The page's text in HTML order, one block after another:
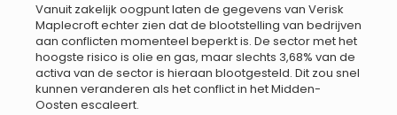
Vanuit zakelijk oogpunt laten de gegevens van Verisk
Maplecroft echter zien dat de blootstelling van bedrijven
aan conflicten momenteel beperkt is. De sector met het
hoogste risico is olie en gas, maar slechts 3,68% van de
activa van de sector is hieraan blootgesteld. Dit zou snel
kunnen veranderen als het conflict in het Midden-
Oosten escaleert.